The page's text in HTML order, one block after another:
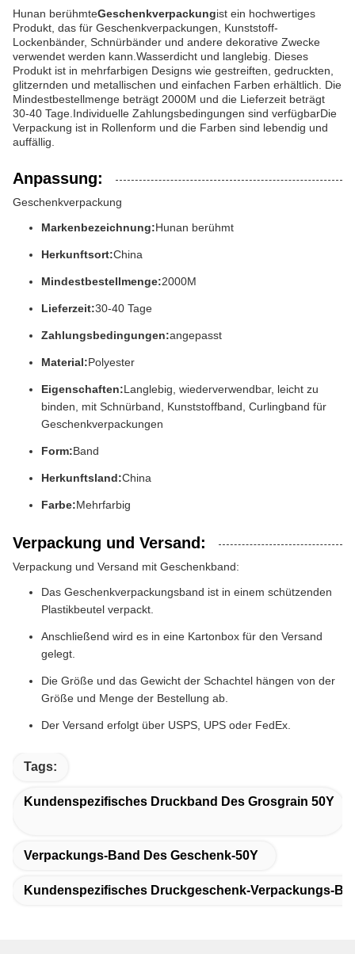
Hunan berühmteGeschenkverpackungist ein hochwertiges
Produkt, das für Geschenkverpackungen, Kunststoff-
Lockenbänder, Schnürbänder und andere dekorative Zwecke
verwendet werden kann.Wasserdicht und langlebig. Dieses
Produkt ist in mehrfarbigen Designs wie gestreiften, gedruckten,
glitzernden und metallischen und einfachen Farben erhältlich. Die
Mindestbestellmenge beträgt 2000M und die Lieferzeit beträgt
30-40 Tage.Individuelle Zahlungsbedingungen sind verfügbarDie
Verpackung ist in Rollenform und die Farben sind lebendig und
auffällig.
Anpassung:
Geschenkverpackung
Markenbezeichnung:Hunan berühmt
Herkunftsort:China
Mindestbestellmenge:2000M
Lieferzeit:30-40 Tage
Zahlungsbedingungen:angepasst
Material:Polyester
Eigenschaften:Langlebig, wiederverwendbar, leicht zu
binden, mit Schnürband, Kunststoffband, Curlingband für
Geschenkverpackungen
Form:Band
Herkunftsland:China
Farbe:Mehrfarbig
Verpackung und Versand:
Verpackung und Versand mit Geschenkband:
Das Geschenkverpackungsband ist in einem schützenden
Plastikbeutel verpackt.
Anschließend wird es in eine Kartonbox für den Versand
gelegt.
Die Größe und das Gewicht der Schachtel hängen von der
Größe und Menge der Bestellung ab.
Der Versand erfolgt über USPS, UPS oder FedEx.
Tags:
Kundenspezifisches Druckband Des Grosgrain 50Y
Verpackungs-Band Des Geschenk-50Y
Kundenspezifisches Druckgeschenk-Verpackungs-